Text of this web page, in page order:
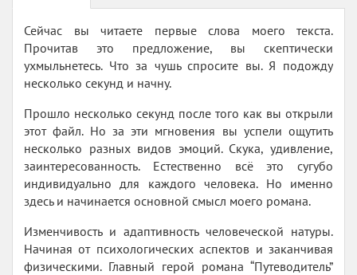
Сейчас вы читаете первые слова моего текста.
Прочитав это предложение, вы скептически
ухмыльнетесь. Что за чушь спросите вы. Я подожду
несколько секунд и начну.
Прошло несколько секунд после того как вы открыли
этот файл. Но за эти мгновения вы успели ощутить
несколько разных видов эмоций. Скука, удивление,
заинтересованность. Естественно всё это сугубо
индивидуально для каждого человека. Но именно
здесь и начинается основной смысл моего романа.
Изменчивость и адаптивность человеческой натуры.
Начиная от психологических аспектов и заканчивая
физическими. Главный герой романа “Путеводитель”